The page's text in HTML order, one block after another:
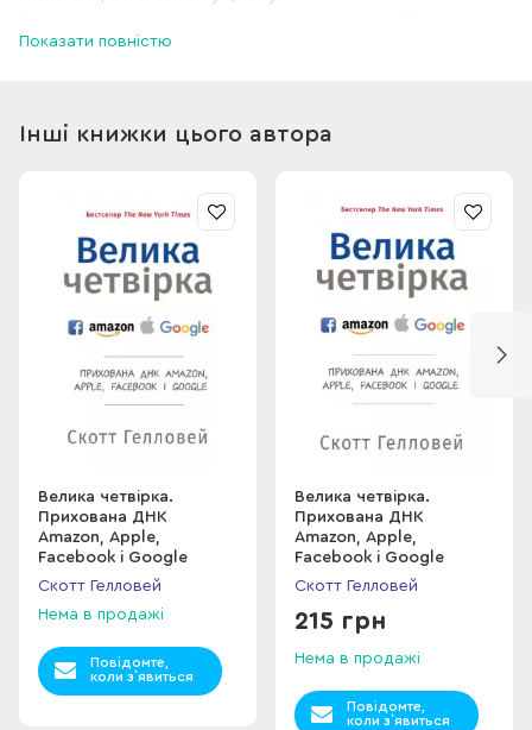
найкращих у світі професорів бізнес-шкіл" і створила кілька
Показати повністю
Інші книжки цього автора
Велика четвірка.
Прихована ДНК
Amazon, Apple,
Facebook і Google
Скотт Гелловей
Нема в продажі
Повідомте,
коли з`явиться
Велика четвірка.
Прихована ДНК
Amazon, Apple,
Facebook і Google
Скотт Гелловей
215 грн
Нема в продажі
Повідомте,
коли з`явиться